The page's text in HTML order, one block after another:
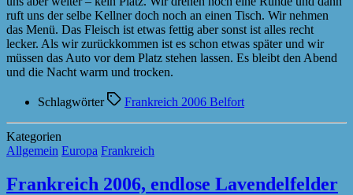
ruft uns der selbe Kellner doch noch an einen Tisch. Wir nehmen
das Menü. Das Fleisch ist etwas fettig aber sonst ist alles recht
lecker. Als wir zurückkommen ist es schon etwas später und wir
müssen das Auto vor dem Platz stehen lassen. Es bleibt den Abend
und die Nacht warm und trocken.
Schlagwörter Frankreich 2006 Belfort
Kategorien
Allgemein Europa Frankreich
Frankreich 2006, endlose Lavendelfelder